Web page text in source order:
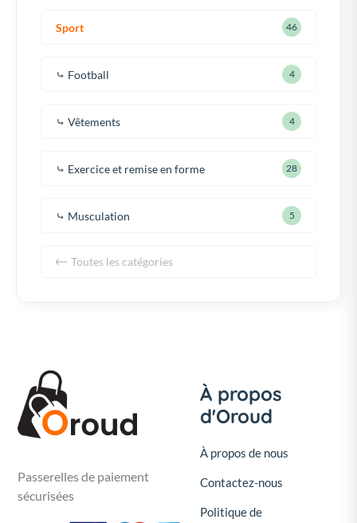
Sport 46
⤷ Football 4
⤷ Vêtements 4
⤷ Exercice et remise en forme 28
⤷ Musculation 5
Toutes les catégories
Passerelles de paiement
sécurisées
À propos
d'Oroud
À propos de nous
Contactez-nous
Politique de